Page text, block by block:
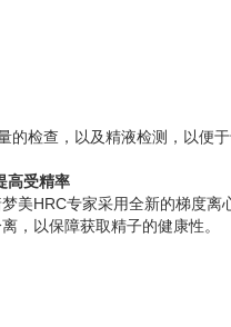
的检查，以及精液检测，以便
高受精率
美HRC专家采用全新的梯度
，以保障获取精子的健康性。